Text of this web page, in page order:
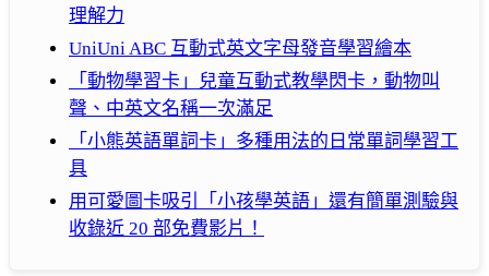
理解力
UniUni ABC 互動式英文字母發音學習繪本
「動物學習卡」兒童互動式教學閃卡，動物叫
聲、中英文名稱一次滿足
「小熊英語單詞卡」多種用法的日常單詞學習工
具
用可愛圖卡吸引「小孩學英語」還有簡單測驗與
收錄近 20 部免費影片！